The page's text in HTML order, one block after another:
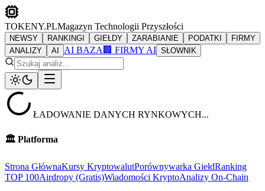
TOKENY.PLMagazyn Technologii Przyszłości
NEWSY RANKINGI GIEŁDY ZARABIANIE PODATKI
FIRMY
ANALIZY
AI AI BAZA 🏢 FIRMY AI SŁOWNIK
ŁADOWANIE DANYCH RYNKOWYCH...
🏛️ Platforma
Strona GłównaKursy KryptowalutPorównywarka GiełdRanking
TOP 100Airdropy (Gratis)Wiadomości KryptoAnalizy On-Chain